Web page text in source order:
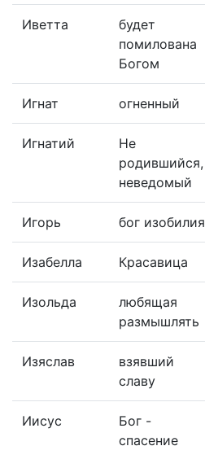
Иветта
будет
помилована
Богом
Игнат огненный
Игнатий
Не
родившийся,
неведомый
Игорь бог изобилия
Изабелла Красавица
Изольда
любящая
размышлять
Изяслав
взявший
славу
Иисус
Бог -
спасение